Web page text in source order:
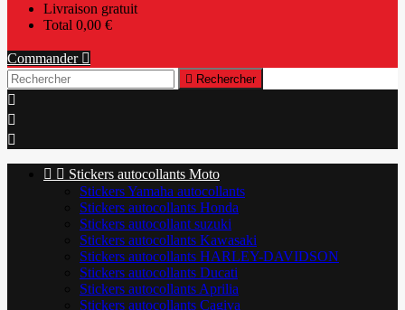
Livraison gratuit
Total 0,00 €
Commander 
 Rechercher



  Stickers autocollants Moto
Stickers Yamaha autocollants
Stickers autocollants Honda
Stickers autocollant suzuki
Stickers autocollants Kawasaki
Stickers autocollants HARLEY-DAVIDSON
Stickers autocollants Ducati
Stickers autocollants Aprilia
Stickers autocollants Cagiva